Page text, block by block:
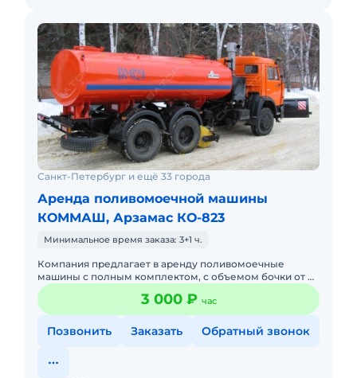
Санкт-Петербург и ещё 33 города
Аренда поливомоечной машины
КОММАШ, Арзамас КО-823
Минимальное время заказа: 3+1 ч.
Компания предлагает в аренду поливомоечные
машины с полным комплектом, с объемом бочки от 4
м3 до 16м3 + щетка+отвал+шланги. Так же
осуществляем доставку технич
3 000 ₽ час
Позвонить Заказать Обратный звонок